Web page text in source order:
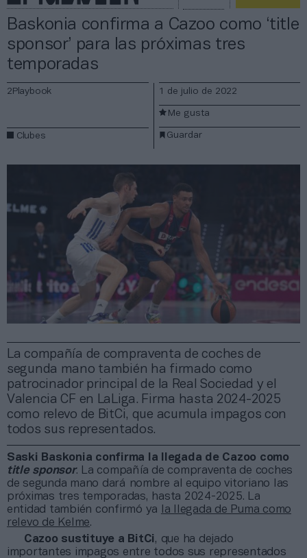
Baskonia confirma a Cazoo como ‘title
sponsor’ para las próximas tres
temporadas
La compañía de compraventa de coches de
segunda mano también ha firmado como
patrocinador principal de la Real Sociedad y el
Valencia CF en LaLiga. Firma hasta 2024-2025
como relevo de BitCi, que acumula impagos con
todos sus representados.
2Playbook
Clubes
1 de julio de 2022
Guardar
Me gusta
Saski Baskonia confirma la llegada de Cazoo como
title sponsor. La compañía de compraventa de coches
de segunda mano dará nombre al equipo vitoriano las
próximas tres temporadas, hasta 2024-2025. La
entidad también confirmó ya
la llegada de Puma como
relevo de Kelme.
Cazoo sustituye a BitCi , que ha dejado
importantes impagos entre todos sus representados